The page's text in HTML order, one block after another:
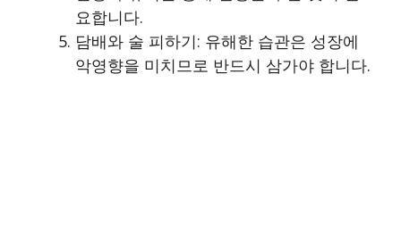
요합니다.
담배와 술 피하기: 유해한 습관은 성장에
악영향을 미치므로 반드시 삼가야 합니다.